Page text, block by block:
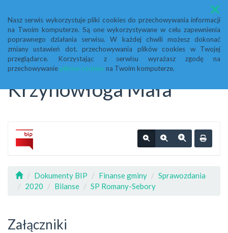
Nasz serwis wykorzystuje pliki cookies do przechowywania informacji
na Twoim komputerze. Są one wykorzystywane w celu zapewnienia
poprawnego działania serwisu. W każdej chwili możesz dokonać
zmiany ustawień dot. przechowywania plików cookies w Twojej
przeglądarce. Korzystając z serwisu wyrażasz zgodę na
przechowywanie plików cookiesna Twoim komputerze.
Menu
Biuletyn Informacji
Publicznej Urząd Gminy
Krzynowłoga Mała
Dokumenty BIP Finanse gminy
Sprawozdania
2020
Bilanse SP Romany-Sebory
Załączniki